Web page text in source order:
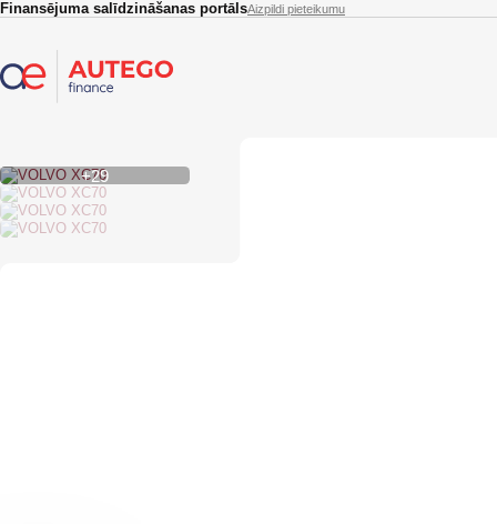
Skip to main content
Finansējuma salīdzināšanas portālsAizpildi pieteikumu
+29